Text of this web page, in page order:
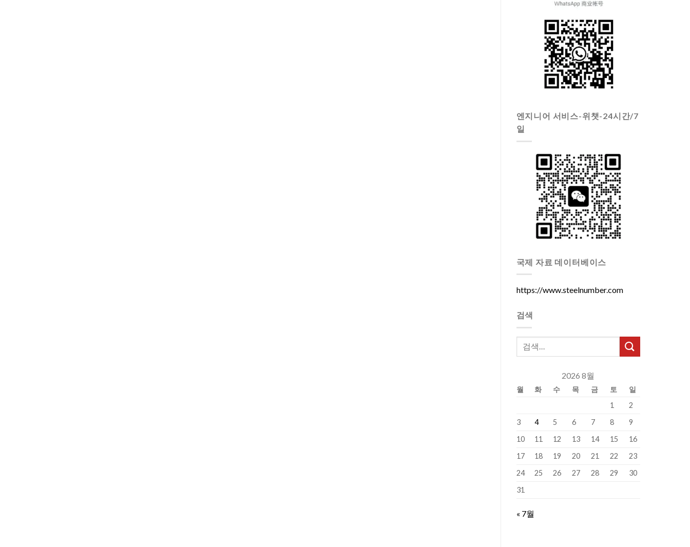
엔지니어 서비스-위챗-24시간/7
일
국제 자료 데이터베이스
https://www.steelnumber.com
검색
2026 8월
월 화 수 목 금 토
일
1
2
3
4 5 6 7 8
9
10
11 12 13 14 15
16
17
18 19 20 21 22
23
24
25 26 27 28 29
30
31
« 7월